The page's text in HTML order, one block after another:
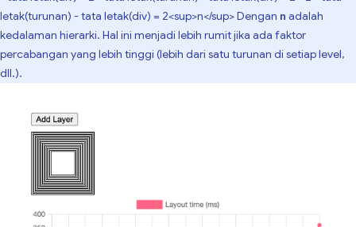
letak(turunan) - tata letak(div) = 2<sup>n</sup> Dengan n adalah
kedalaman hierarki. Hal ini menjadi lebih rumit jika ada faktor
percabangan yang lebih tinggi (lebih dari satu turunan di setiap level,
dll.).